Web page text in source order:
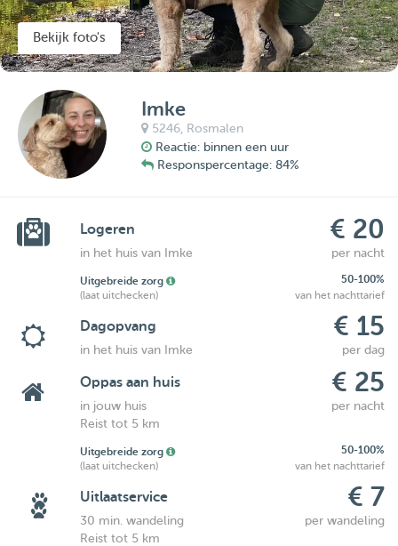
Bekijk foto's
Imke
5246, Rosmalen
Reactie: binnen een uur
Responspercentage: 84%
Logeren € 20
in het huis van Imke per nacht
Uitgebreide zorg
50-100%
(laat uitchecken)
van het nachttarief
Dagopvang € 15
in het huis van Imke per dag
Oppas aan huis € 25
in jouw huis
per nacht
Reist tot 5 km
Uitgebreide zorg
50-100%
(laat uitchecken)
van het nachttarief
Uitlaatservice € 7
30 min. wandeling
per wandeling
Reist tot 5 km